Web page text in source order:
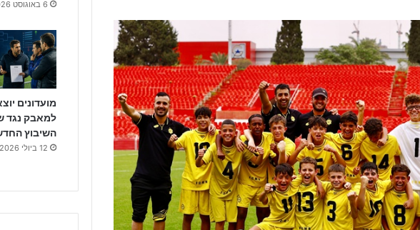
6 באוגוסט 2026
מועדונים
למאבק נגד
השיבוץ
12 ביולי 2026